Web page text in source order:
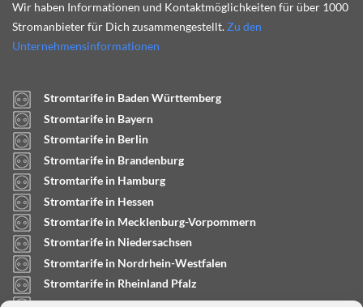
Wir haben Informationen und Kontaktmöglichkeiten für über 1000
Stromanbieter für Dich zusammengestellt. Zu den
Unternehmensinformationen
Stromtarife in Baden Württemberg
Stromtarife in Bayern
Stromtarife in Berlin
Stromtarife in Brandenburg
Stromtarife in Hamburg
Stromtarife in Hessen
Stromtarife in Mecklenburg-Vorpommern
Stromtarife in Niedersachsen
Stromtarife in Nordrhein-Westfalen
Stromtarife in Rheinland Pfalz
Stromtarife in Saarland